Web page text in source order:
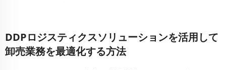
DDPロジスティクスソリューションを活用して
卸売業務を最適化する方法